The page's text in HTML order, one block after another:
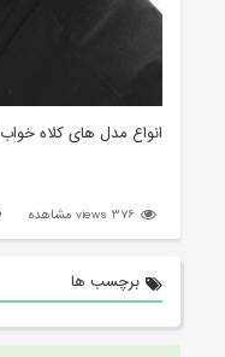
انواع مدل های کلاه خواب
376 views مشاهده
برچسب ها